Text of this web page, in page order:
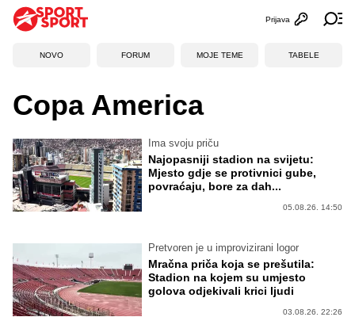
Otvori
Prijava
NOVO FORUM MOJE TEME TABELE
Copa America
Ima svoju priču
Najopasniji stadion na svijetu:
Mjesto gdje se protivnici gube,
povraćaju, bore za dah...
05.08.26. 14:50
Pretvoren je u improvizirani logor
Mračna priča koja se prešutila:
Stadion na kojem su umjesto
golova odjekivali krici ljudi
03.08.26. 22:26